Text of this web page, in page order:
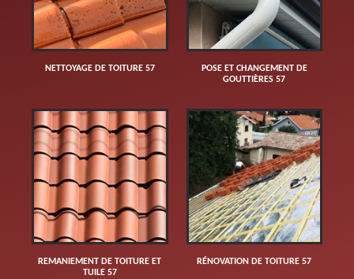
NETTOYAGE DE TOITURE 57
POSE ET CHANGEMENT DE
GOUTTIÈRES 57
REMANIEMENT DE TOITURE ET
TUILE 57
RÉNOVATION DE TOITURE 57